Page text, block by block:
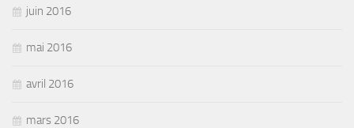
juin 2016
mai 2016
avril 2016
mars 2016